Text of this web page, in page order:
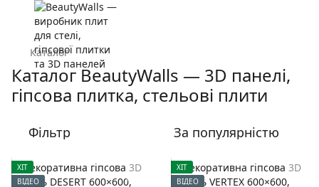
Каталог
Каталог BeautyWalls — 3D панелі,
гіпсова плитка, стельові плити
Фільтр За популярністю
ХІТ
ВІДЕО
ХІТ
ВІДЕО